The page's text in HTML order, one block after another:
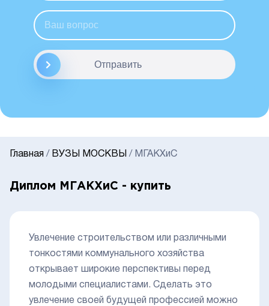
Отправить
Главная / ВУЗЫ МОСКВЫ / МГАКХиС
Диплом МГАКХиС - купить
Увлечение строительством или различными
тонкостями коммунального хозяйства
открывает широкие перспективы перед
молодыми специалистами. Сделать это
увлечение своей будущей профессией можно